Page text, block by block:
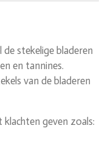
stekelige bladeren
en tannines.
van de bladeren
geven zoals: